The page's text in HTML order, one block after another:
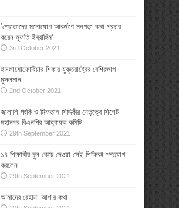
‘শ্রোতাদের মনোযোগ আকর্ষণে মনগড়া কথা প্রচার
করেন মুফতি ইব্রাহিম’
3rd October 2021
ইসলামোফোবিয়ার শিকার যুক্তরাষ্ট্রের বেশিরভাগ
মুসলমান
2nd October 2021
জালালি পংকি ও মিফতাহ সিদ্দিকীর নেতৃত্বে সিলেট
মহানগর বিএনপির আহ্বায়ক কমিটি
29th September 2021
১৪ শিক্ষার্থীর চুল কেটে দেওয়া সেই শিক্ষিকা পদত্যাগ
করলেন
29th September 2021
আমাদের রেহানা আপার কথা